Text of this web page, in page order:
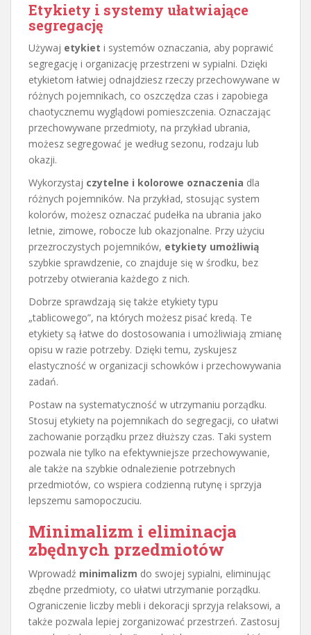
Etykiety i systemy ułatwiające
segregację
Używaj etykiet i systemów oznaczania, aby poprawić
segregację i organizację przestrzeni w sypialni. Dzięki
etykietom łatwiej odnajdziesz rzeczy przechowywane w
różnych pojemnikach, co oszczędza czas i zapobiega
chaotycznemu wyglądowi pomieszczenia. Oznaczając
przechowywane przedmioty, na przykład ubrania,
możesz segregować je według sezonu, rodzaju lub
okazji.
Wykorzystaj czytelne i kolorowe oznaczenia dla
różnych pojemników. Na przykład, stosując system
kolorów, możesz oznaczać pudełka na ubrania jako
letnie, zimowe, robocze lub okazjonalne. Przy użyciu
przezroczystych pojemników, etykiety umożliwią
szybkie sprawdzenie, co znajduje się w środku, bez
potrzeby otwierania każdego z nich.
Dobrze sprawdzają się także etykiety typu
„tablicowego”, na których możesz pisać kredą. Te
etykiety są łatwe do dostosowania i umożliwiają zmianę
opisu w razie potrzeby. Dzięki temu, zyskujesz
elastyczność w organizacji schowków i przechowywania
zadań.
Postaw na systematyczność w utrzymaniu porządku.
Stosuj etykiety na pojemnikach do segregacji, co ułatwi
zachowanie porządku przez dłuższy czas. Taki system
pozwala nie tylko na efektywniejsze przechowywanie,
ale także na szybkie odnalezienie potrzebnych
przedmiotów, co wspiera codzienną rutynę i sprzyja
lepszemu samopoczuciu.
Minimalizm i eliminacja
zbędnych przedmiotów
Wprowadź minimalizm do swojej sypialni, eliminując
zbędne przedmioty, co ułatwi utrzymanie porządku.
Ograniczenie liczby mebli i dekoracji sprzyja relaksowi, a
także pozwala lepiej zorganizować przestrzeń. Zastosuj